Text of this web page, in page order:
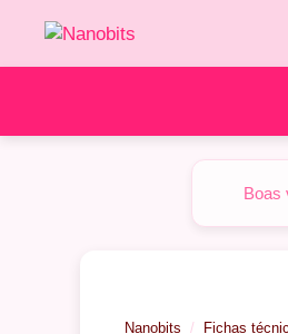
o
Boas
Nanobits Fichas